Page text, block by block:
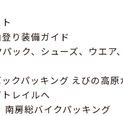
り装備ガイド
ック、シューズ、ウエア
クパッキング えびの高原
レイルへ
南房総バイクパッキング